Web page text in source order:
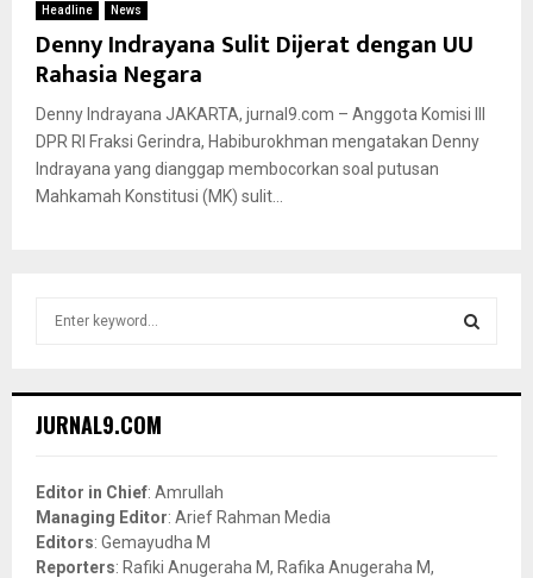
Headline News
Denny Indrayana Sulit Dijerat dengan UU
Rahasia Negara
Denny Indrayana JAKARTA, jurnal9.com – Anggota Komisi III
DPR RI Fraksi Gerindra, Habiburokhman mengatakan Denny
Indrayana yang dianggap membocorkan soal putusan
Mahkamah Konstitusi (MK) sulit...
h
o
r
:
JURNAL9.COM
Editor in Chief: Amrullah
Managing Editor: Arief Rahman Media
Editors: Gemayudha M
Reporters: Rafiki Anugeraha M, Rafika Anugeraha M,